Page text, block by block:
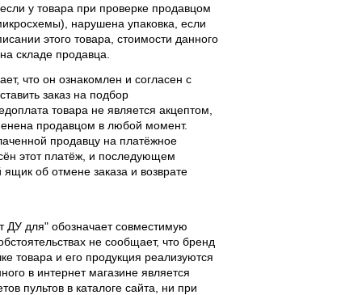
у товара при проверке продавцом
нарушена упаковка, если
этого товара, стоимости данного
складе продавца.
что он ознакомлен и согласен с
заказ на подбор
товара не является акцептом,
продавцом в любой момент.
продавцу на платёжное
этот платёж, и последующем
об отмене заказа и возврате
ДУ для" обозначает совместимую
не сообщает, что бренд
товара и его продукция реализуются
в интернет магазине является
пультов в каталоге сайта, ни при